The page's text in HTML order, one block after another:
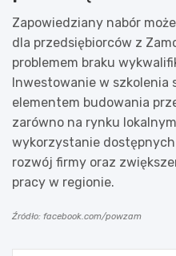
Zapowiedziany nabór
dla przedsiębiorców z
problemem braku
Inwestowanie w
elementem budowania
zarówno na rynku
wykorzystanie
rozwój firmy oraz
pracy w regionie.
Źródło: facebook.com/powzam